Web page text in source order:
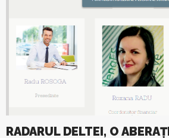
RADARUL DELTEI, O